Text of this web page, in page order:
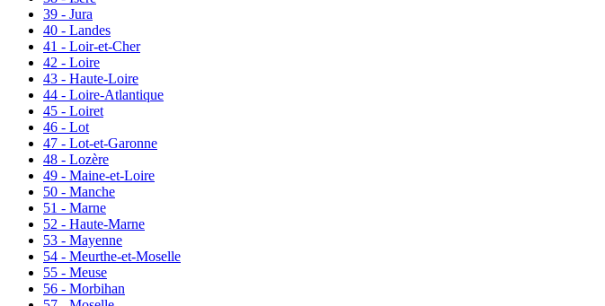
39 - Jura
40 - Landes
41 - Loir-et-Cher
42 - Loire
43 - Haute-Loire
44 - Loire-Atlantique
45 - Loiret
46 - Lot
47 - Lot-et-Garonne
48 - Lozère
49 - Maine-et-Loire
50 - Manche
51 - Marne
52 - Haute-Marne
53 - Mayenne
54 - Meurthe-et-Moselle
55 - Meuse
56 - Morbihan